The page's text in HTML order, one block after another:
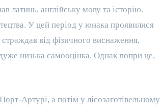
латинь, англійську мову та історію.
У цей період у юнака проявилися
від фізичного виснаження,
низька самооцінка. Однак попри це,
Артурі, а потім у лісозаготівельному